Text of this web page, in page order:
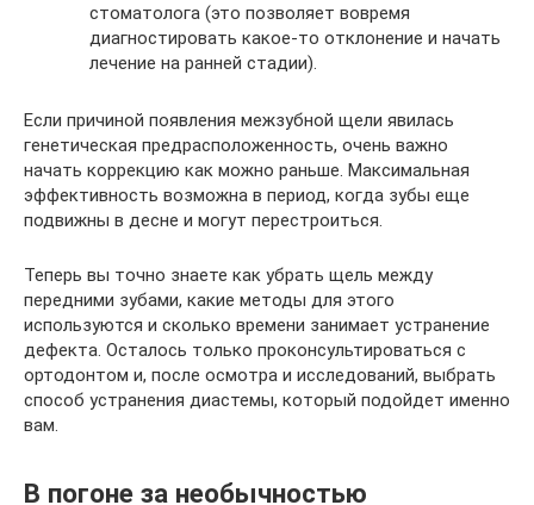
стоматолога (это позволяет вовремя
диагностировать какое-то отклонение и начать
лечение на ранней стадии).
Если причиной появления межзубной щели явилась
генетическая предрасположенность, очень важно
начать коррекцию как можно раньше. Максимальная
эффективность возможна в период, когда зубы еще
подвижны в десне и могут перестроиться.
Теперь вы точно знаете как убрать щель между
передними зубами, какие методы для этого
используются и сколько времени занимает устранение
дефекта. Осталось только проконсультироваться с
ортодонтом и, после осмотра и исследований, выбрать
способ устранения диастемы, который подойдет именно
вам.
В погоне за необычностью